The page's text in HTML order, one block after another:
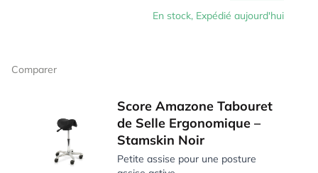
En stock, Expédié aujourd'hui
Comparer
Score Amazone Tabouret
de Selle Ergonomique –
Stamskin Noir
Petite assise pour une posture